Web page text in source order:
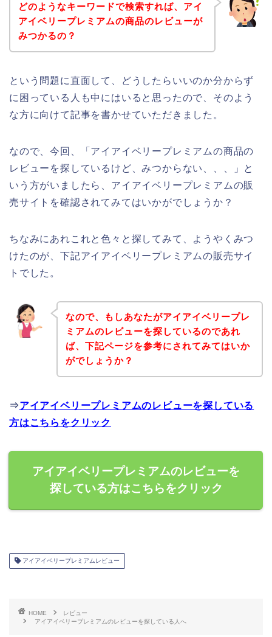
どのようなキーワードで検索すれば、アイ
アイベリープレミアムの商品のレビューが
みつかるの？
という問題に直面して、どうしたらいいのか分からず
に困っている人も中にはいると思ったので、そのよう
な方に向けて記事を書かせていただきました。
なので、今回、「アイアイベリープレミアムの商品の
レビューを探しているけど、みつからない、、、」と
いう方がいましたら、アイアイベリープレミアムの販
売サイトを確認されてみてはいかがでしょうか？
ちなみにあれこれと色々と探してみて、ようやくみつ
けたのが、下記アイアイベリープレミアムの販売サイ
トでした。
なので、もしあなたがアイアイベリープレ
ミアムのレビューを探しているのであれ
ば、下記ページを参考にされてみてはいか
がでしょうか？
⇒アイアイベリープレミアムのレビューを探している
方はこちらをクリック
アイアイベリープレミアムのレビューを
探している方はこちらをクリック
アイアイベリープレミアムレビュー
HOME
レビュー
アイアイベリープレミアムのレビューを探している人へ